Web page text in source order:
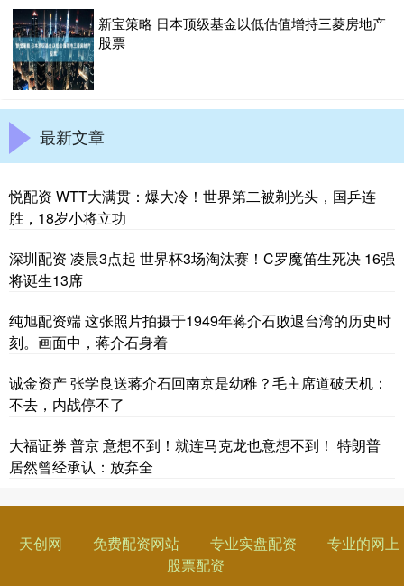
新宝策略 日本顶级基金以低估值增持三菱房地产
股票
最新文章
悦配资 WTT大满贯：爆大冷！世界第二被剃光头，国乒连
胜，18岁小将立功
深圳配资 凌晨3点起 世界杯3场淘汰赛！C罗魔笛生死决 16强
将诞生13席
纯旭配资端 这张照片拍摄于1949年蒋介石败退台湾的历史时
刻。画面中，蒋介石身着
诚金资产 张学良送蒋介石回南京是幼稚？毛主席道破天机：
不去，内战停不了
大福证券 普京 意想不到！就连马克龙也意想不到！ 特朗普
居然曾经承认：放弃全
天创网 免费配资网站 专业实盘配资
专业的网上
股票配资